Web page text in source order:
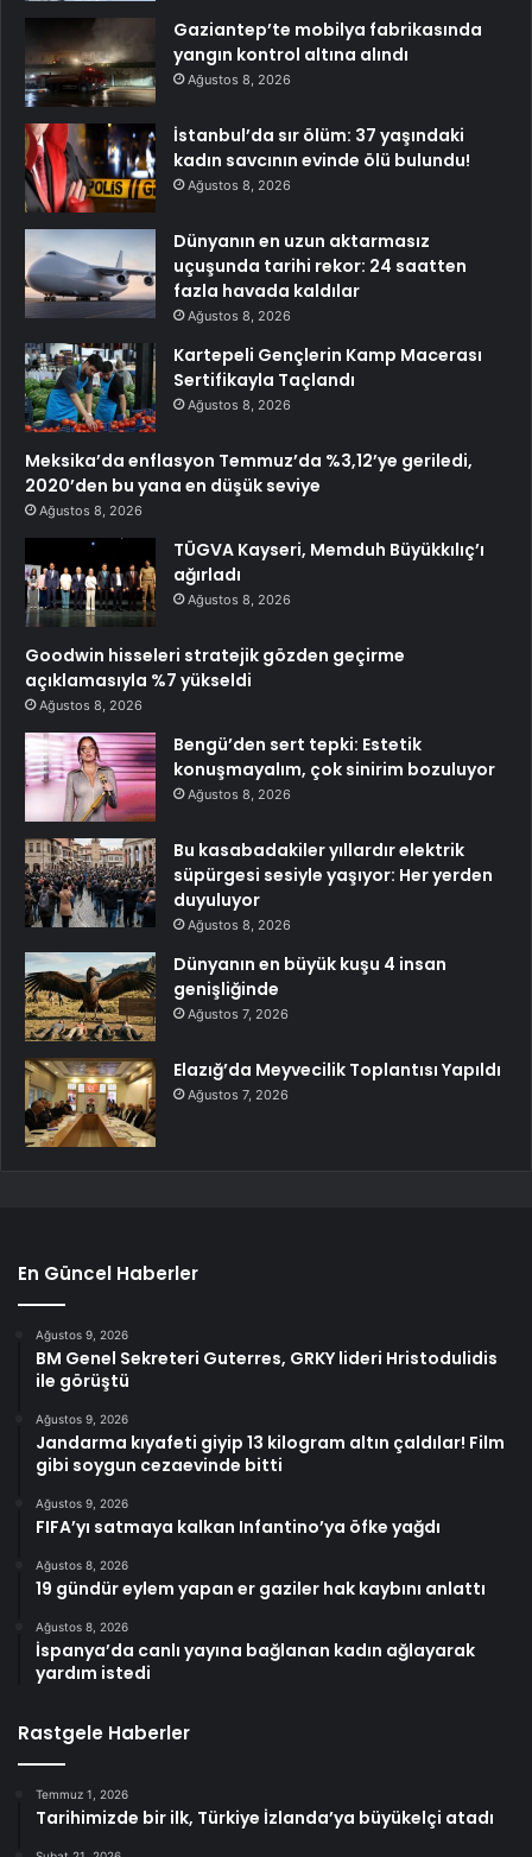
Gaziantep’te mobilya fabrikasında
yangın kontrol altına alındı
Ağustos 8, 2026
İstanbul’da sır ölüm: 37 yaşındaki
kadın savcının evinde ölü bulundu!
Ağustos 8, 2026
Dünyanın en uzun aktarmasız
uçuşunda tarihi rekor: 24 saatten
fazla havada kaldılar
Ağustos 8, 2026
Kartepeli Gençlerin Kamp Macerası
Sertifikayla Taçlandı
Ağustos 8, 2026
Meksika’da enflasyon Temmuz’da %3,12’ye geriledi,
2020’den bu yana en düşük seviye
Ağustos 8, 2026
TÜGVA Kayseri, Memduh Büyükkılıç’ı
ağırladı
Ağustos 8, 2026
Goodwin hisseleri stratejik gözden geçirme
açıklamasıyla %7 yükseldi
Ağustos 8, 2026
Bengü’den sert tepki: Estetik
konuşmayalım, çok sinirim bozuluyor
Ağustos 8, 2026
Bu kasabadakiler yıllardır elektrik
süpürgesi sesiyle yaşıyor: Her yerden
duyuluyor
Ağustos 8, 2026
Dünyanın en büyük kuşu 4 insan
genişliğinde
Ağustos 7, 2026
Elazığ’da Meyvecilik Toplantısı Yapıldı
Ağustos 7, 2026
En Güncel Haberler
Ağustos 9, 2026
BM Genel Sekreteri Guterres, GRKY lideri Hristodulidis
ile görüştü
Ağustos 9, 2026
Jandarma kıyafeti giyip 13 kilogram altın çaldılar! Film
gibi soygun cezaevinde bitti
Ağustos 9, 2026
FIFA’yı satmaya kalkan Infantino’ya öfke yağdı
Ağustos 8, 2026
19 gündür eylem yapan er gaziler hak kaybını anlattı
Ağustos 8, 2026
İspanya’da canlı yayına bağlanan kadın ağlayarak
yardım istedi
Rastgele Haberler
Temmuz 1, 2026
Tarihimizde bir ilk, Türkiye İzlanda’ya büyükelçi atadı